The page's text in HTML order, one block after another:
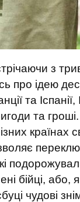
з
про ідею
та
та
країнах
бійці, або,
чудові